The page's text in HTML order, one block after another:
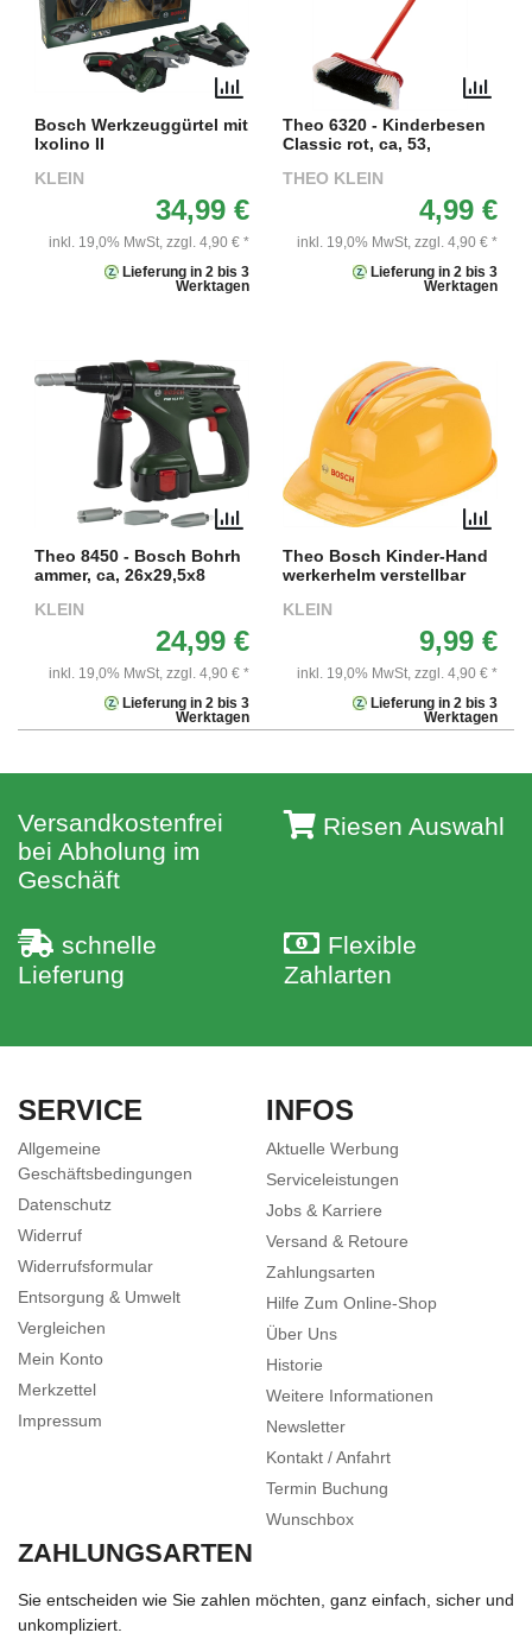
Bosch Werkzeuggürtel mit
Ixolino II
KLEIN
34,99 €
inkl. 19,0% MwSt, zzgl. 4,90 € *
Lieferung in 2 bis 3
Werktagen
Theo 6320 - Kinderbesen
Classic rot, ca, 53,
THEO KLEIN
4,99 €
inkl. 19,0% MwSt, zzgl. 4,90 € *
Lieferung in 2 bis 3
Werktagen
Theo 8450 - Bosch Bohrh
ammer, ca, 26x29,5x8
KLEIN
24,99 €
inkl. 19,0% MwSt, zzgl. 4,90 € *
Lieferung in 2 bis 3
Werktagen
Theo Bosch Kinder-Hand
werkerhelm verstellbar
KLEIN
9,99 €
inkl. 19,0% MwSt, zzgl. 4,90 € *
Lieferung in 2 bis 3
Werktagen
Versandkostenfrei
bei Abholung im
Geschäft
Riesen Auswahl
schnelle
Lieferung
Flexible
Zahlarten
SERVICE
Allgemeine
Geschäftsbedingungen
Datenschutz
Widerruf
Widerrufsformular
Entsorgung & Umwelt
Vergleichen
Mein Konto
Merkzettel
Impressum
INFOS
Aktuelle Werbung
Serviceleistungen
Jobs & Karriere
Versand & Retoure
Zahlungsarten
Hilfe Zum Online-Shop
Über Uns
Historie
Weitere Informationen
Newsletter
Kontakt / Anfahrt
Termin Buchung
Wunschbox
ZAHLUNGSARTEN
Sie entscheiden wie Sie zahlen möchten, ganz einfach, sicher und
unkompliziert.